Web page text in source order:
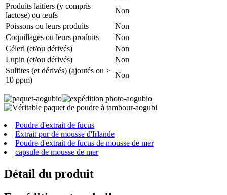
Produits laitiers (y compris
lactose) ou œufs
Non
Poissons ou leurs produits
Non
Coquillages ou leurs produits
Non
Céleri (et/ou dérivés)
Non
Lupin (et/ou dérivés)
Non
Sulfites (et dérivés) (ajoutés ou >
10 ppm)
Non
Poudre d'extrait de fucus
Extrait pur de mousse d'Irlande
Poudre d'extrait de fucus de mousse de mer
capsule de mousse de mer
Détail du produit